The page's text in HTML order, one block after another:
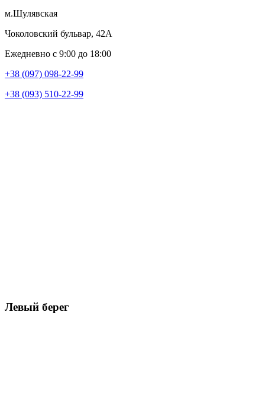
м.Шулявская
Чоколовский бульвар, 42А
Ежедневно с 9:00 до 18:00
+38 (097) 098-22-99
+38 (093) 510-22-99
Левый берег